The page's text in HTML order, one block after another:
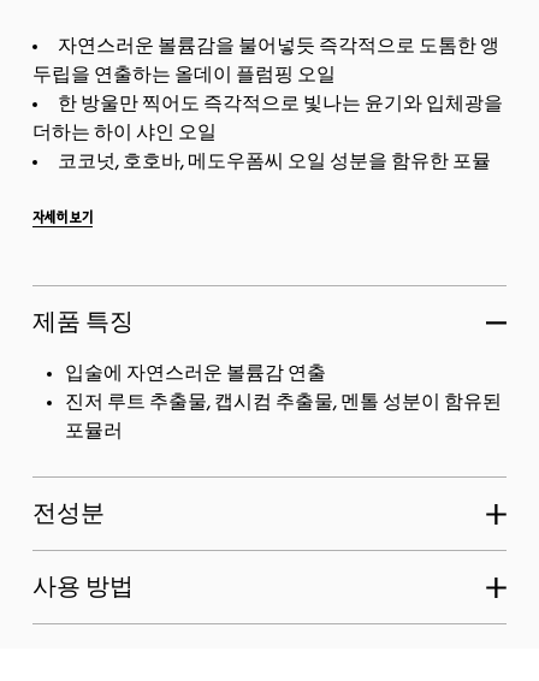
자연스러운 볼륨감을 불어넣듯 즉각적으로 도톰한 앵
두립을 연출하는 올데이 플럼핑 오일
한 방울만 찍어도 즉각적으로 빛나는 윤기와 입체광을
더하는 하이 샤인 오일
코코넛, 호호바, 메도우폼씨 오일 성분을 함유한 포뮬
오일<...
자세히 보기
제품 특징
입술에 자연스러운 볼륨감 연출
진저 루트 추출물, 캡시컴 추출물, 멘톨 성분이 함유된
포뮬러
전성분
사용 방법